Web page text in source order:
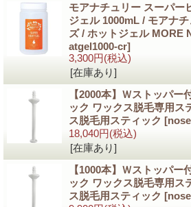
モアナチュリー スーパ
ジェル 1000mL / モアナ
ズ / ホットジェル MORE
atgel1000-cr]
3,300円(税込)
[在庫あり]
【2000本】Ｗストッパー
ック ワックス脱毛専用ス
ス脱毛用スティック
18,040円(税込)
[在庫あり]
【1000本】Ｗストッパー
ック ワックス脱毛専用ス
ス脱毛用スティック